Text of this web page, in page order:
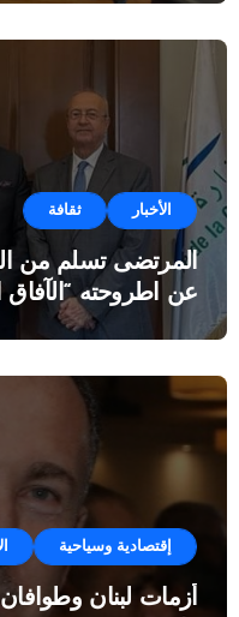
الأخبار ثقافة
المرتضى تسلم من
عن اطروحته “الآفاق
إقتصادية وسياحية
أزمات لبنان